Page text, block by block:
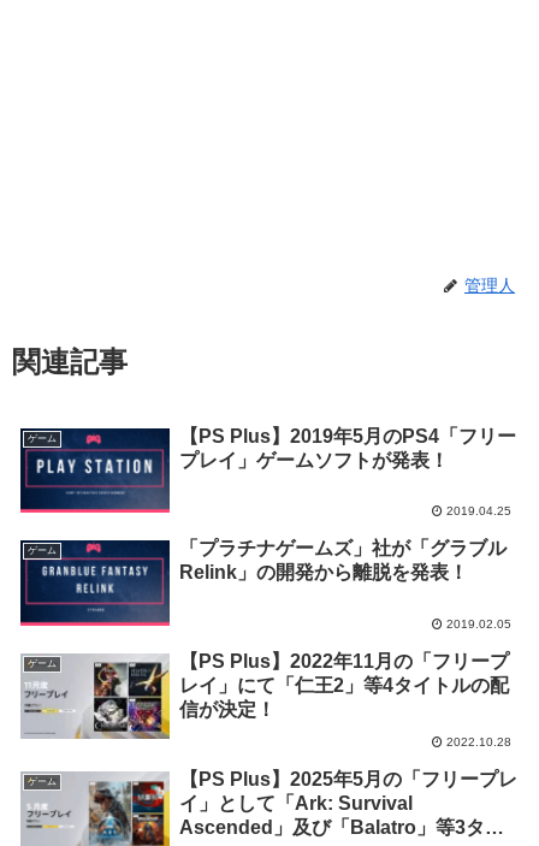
管理人
関連記事
ゲーム
【PS Plus】2019年5月のPS4「フリー
プレイ」ゲームソフトが発表！
2019.04.25
ゲーム
「プラチナゲームズ」社が「グラブル
Relink」の開発から離脱を発表！
2019.02.05
ゲーム
【PS Plus】2022年11月の「フリープ
レイ」にて「仁王2」等4タイトルの配
信が決定！
2022.10.28
ゲーム
【PS Plus】2025年5月の「フリープレ
イ」として「Ark: Survival
Ascended」及び「Balatro」等3タイ